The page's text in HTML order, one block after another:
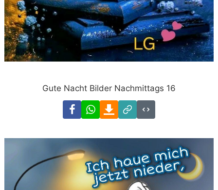
Gute Nacht Bilder Nachmittags 16
FacebookWhatsAppDownload
Link
Code